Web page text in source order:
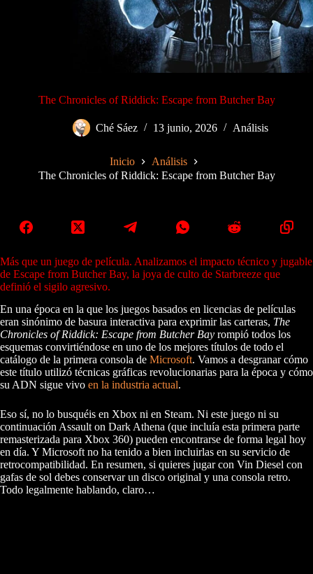
The Chronicles of Riddick: Escape from Butcher Bay
Ché Sáez 13 junio, 2026 Análisis
Inicio
Análisis
The Chronicles of Riddick: Escape from Butcher Bay
Más que un juego de película. Analizamos el impacto técnico y jugable
de Escape from Butcher Bay, la joya de culto de Starbreeze que
definió el sigilo agresivo.
En una época en la que los juegos basados en licencias de películas
eran sinónimo de basura interactiva para exprimir las carteras, The
Chronicles of Riddick: Escape from Butcher Bay rompió todos los
esquemas convirtiéndose en uno de los mejores títulos de todo el
catálogo de la primera consola de Microsoft. Vamos a desgranar cómo
este título utilizó técnicas gráficas revolucionarias para la época y cómo
su ADN sigue vivo en la industria actual.
Eso sí, no lo busquéis en Xbox ni en Steam. Ni este juego ni su
continuación Assault on Dark Athena (que incluía esta primera parte
remasterizada para Xbox 360) pueden encontrarse de forma legal hoy
en día. Y Microsoft no ha tenido a bien incluirlas en su servicio de
retrocompatibilidad. En resumen, si quieres jugar con Vin Diesel con
gafas de sol debes conservar un disco original y una consola retro.
Todo legalmente hablando, claro…